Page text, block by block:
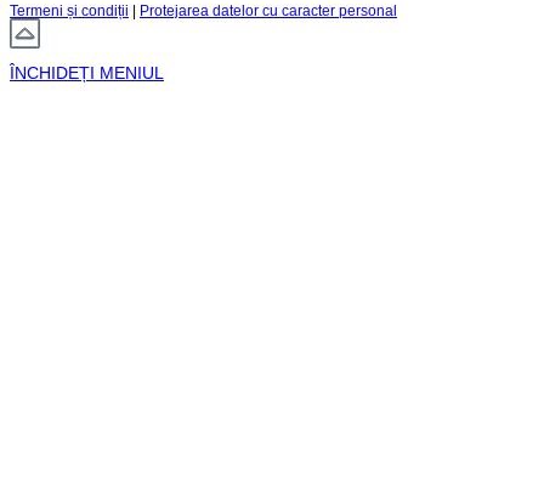
Termeni și condiții | Protejarea datelor cu caracter personal
ÎNCHIDEȚI MENIUL